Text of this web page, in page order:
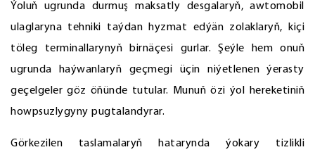
Ýoluň ugrunda durmuş maksatly desgalaryň, awtomobil
ulaglaryna tehniki taýdan hyzmat edýän zolaklaryň, kiçi
töleg terminallarynyň birnäçesi gurlar. Şeýle hem onuň
ugrunda haýwanlaryň geçmegi üçin niýetlenen ýerasty
geçelgeler göz öňünde tutular. Munuň özi ýol hereketiniň
howpsuzlygyny pugtalandyrar.
Görkezilen taslamalaryň hatarynda ýokary tizlikli